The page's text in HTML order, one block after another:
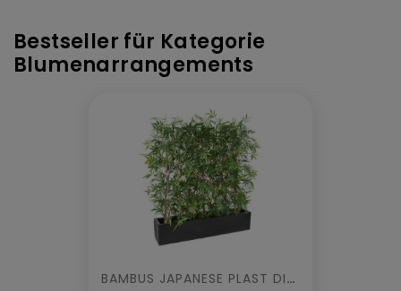
Bestseller für Kategorie
Blumenarrangements
BAMBUS JAPANESE PLAST DICHTE HECKE UV IM PFLANZKASTEN